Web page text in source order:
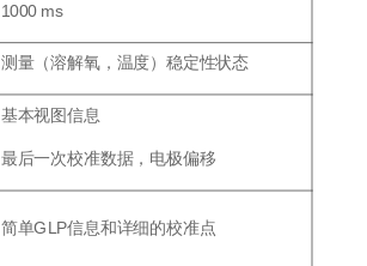
1000 ms
测量（溶解氧，温度）稳定性状态
基本视图信息
最后一次校准数据，电极偏移
简单GLP信息和详细的校准点